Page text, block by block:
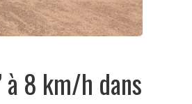
8 km/h dans